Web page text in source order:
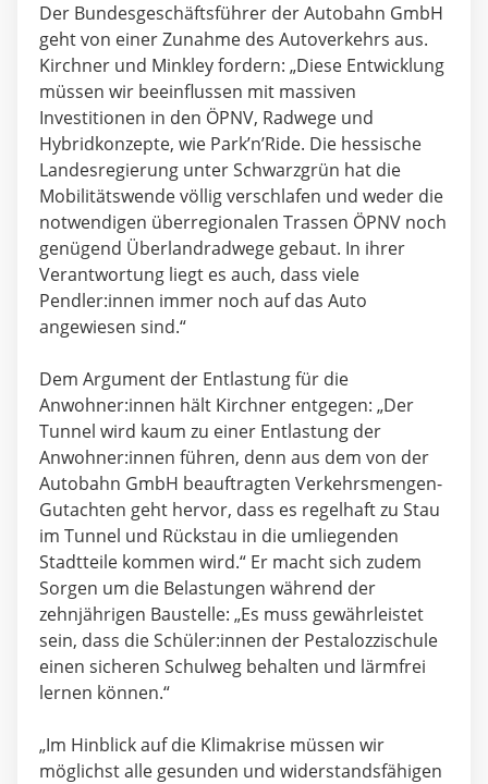
Der Bundesgeschäftsführer der Autobahn GmbH
geht von einer Zunahme des Autoverkehrs aus.
Kirchner und Minkley fordern: „Diese Entwicklung
müssen wir beeinflussen mit massiven
Investitionen in den ÖPNV, Radwege und
Hybridkonzepte, wie Park’n’Ride. Die hessische
Landesregierung unter Schwarzgrün hat die
Mobilitätswende völlig verschlafen und weder die
notwendigen überregionalen Trassen ÖPNV noch
genügend Überlandradwege gebaut. In ihrer
Verantwortung liegt es auch, dass viele
Pendler:innen immer noch auf das Auto
angewiesen sind.“
Dem Argument der Entlastung für die
Anwohner:innen hält Kirchner entgegen: „Der
Tunnel wird kaum zu einer Entlastung der
Anwohner:innen führen, denn aus dem von der
Autobahn GmbH beauftragten Verkehrsmengen-
Gutachten geht hervor, dass es regelhaft zu Stau
im Tunnel und Rückstau in die umliegenden
Stadtteile kommen wird.“ Er macht sich zudem
Sorgen um die Belastungen während der
zehnjährigen Baustelle: „Es muss gewährleistet
sein, dass die Schüler:innen der Pestalozzischule
einen sicheren Schulweg behalten und lärmfrei
lernen können.“
„Im Hinblick auf die Klimakrise müssen wir
möglichst alle gesunden und widerstandsfähigen